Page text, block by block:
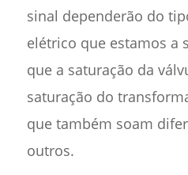
sinal dependerão do
elétrico que estamos a
que a saturação da
saturação do
que também soam
outros.